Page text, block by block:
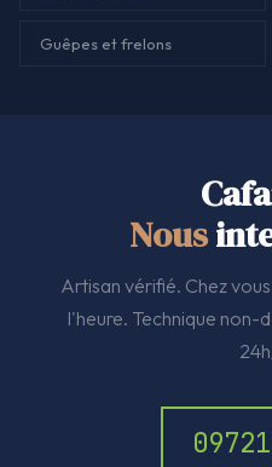
Guêpes et frelons
Nous
Artisan vérifié. Chez
l'heure. Technique non-